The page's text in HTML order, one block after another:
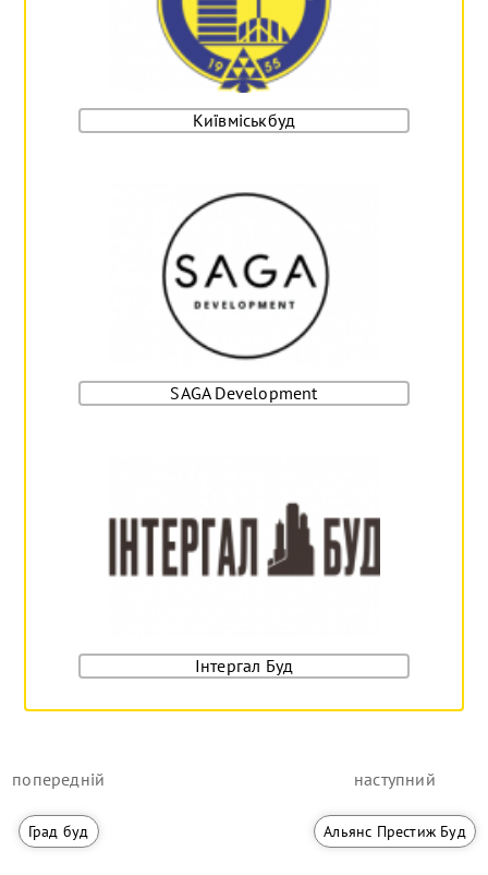
Київміськбуд
SAGA Development
Інтергал Буд
попередній
Град буд
наступний
Альянс Престиж Буд